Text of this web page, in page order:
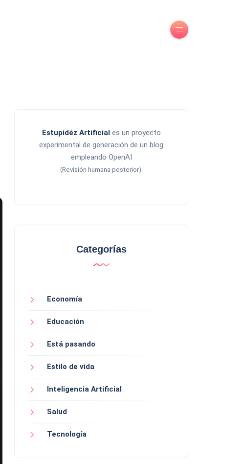
Estupidéz Artificial es un proyecto
experimental de generación de un blog
empleando OpenAI
(Revisión humana posterior).
Categorías
Economía
Educación
Está pasando
Estilo de vida
Inteligencia Artificial
Salud
Tecnología